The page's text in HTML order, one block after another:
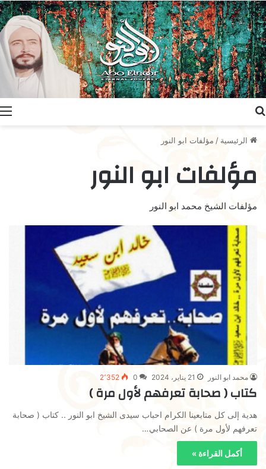
الرئيسية / مؤلفات ابو النور
مؤلفات ابو النور
مؤلفات الشيخ محمد ابو النور
محمد ابو النور 21 يناير، 2024 0 2٬352
كتاب ( صحابة تعرفهم لأول مرة )
هدية إلى كل متابعينا الكرام احباب سيدى الشيخ ابو النور .. كتاب ( صحابة
تعرفهم لأول مرة ) عن الصحابي…
أكمل القراءة »